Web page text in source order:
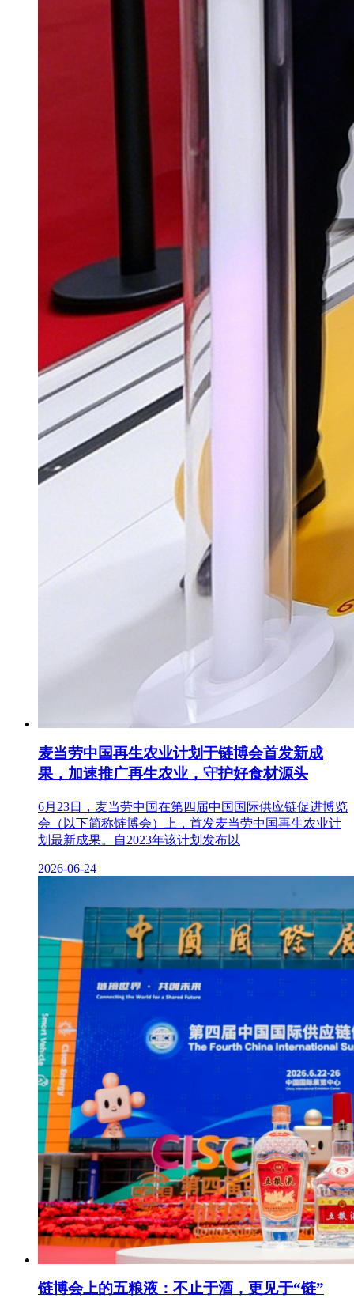
麦当劳中国再生农业计划于链博会首发新成
果，加速推广再生农业，守护好食材源头
6月23日，麦当劳中国在第四届中国国际供应链促进博览
会（以下简称链博会）上，首发麦当劳中国再生农业计
划最新成果。自2023年该计划发布以
2026-06-24
链博会上的五粮液：不止于酒，更见于“链”